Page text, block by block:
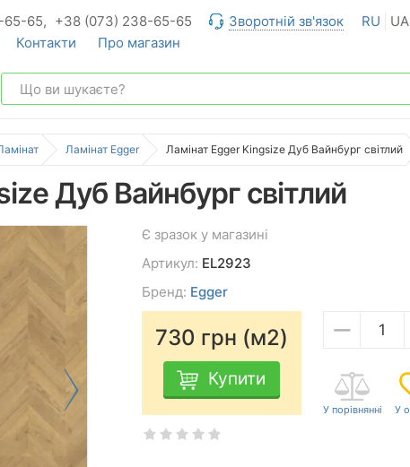
65-65, +38 (073) 238-65-65 Зворотній зв'язок RU
UA
Контакти Про магазин
Ламінат Egger Ламінат Egger Kingsize Дуб Вайнбург світлий
Дуб Вайнбург світлий
Є зразок у магазині
Артикул: EL2923
Бренд: Egger
730 грн (м2)
Купити
−